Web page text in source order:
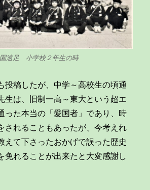
遠足 小学校２年生の時
投稿したが、中学～高校生の頃通
生は、旧制一高～東大という超エ
った本当の「愛国者」であり、時
されることもあったが、今考えれ
えて下さったおかげで誤った歴史
免れることが出来たと大変感謝し